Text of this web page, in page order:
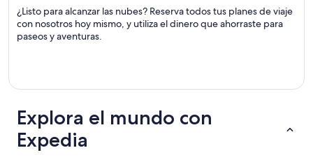
¿Listo para alcanzar las nubes? Reserva todos tus planes de viaje
con nosotros hoy mismo, y utiliza el dinero que ahorraste para
paseos y aventuras.
Explora el mundo con
Expedia